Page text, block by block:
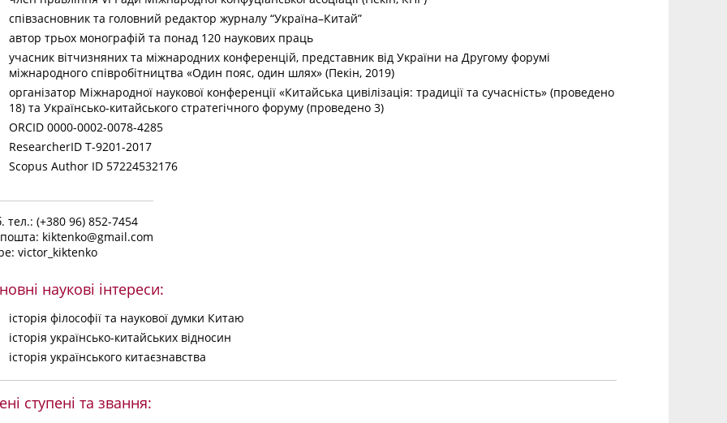
співзасновник та головний редактор журналу “Україна–Китай”
автор трьох монографій та понад 120 наукових праць
учасник вітчизняних та міжнародних конференцій, представник від України на Другому форумі
міжнародного співробітництва «Один пояс, один шлях» (Пекін, 2019)
організатор Міжнародної наукової конференції «Китайська цивілізація: традиції та сучасність» (проведено
18) та Українсько-китайського стратегічного форуму (проведено 3)
ORCID 0000-0002-0078-4285
ResearcherID T-9201-2017
Scopus Author ID 57224532176
тел.: (+380 96) 852-7454
kiktenko@gmail.com
victor_kiktenko
наукові інтереси:
історія філософії та наукової думки Китаю
історія українсько-китайських відносин
історія українського китаєзнавства
ступені та звання: